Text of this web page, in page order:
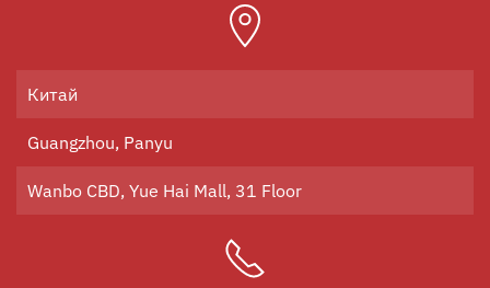
Китай
Guangzhou, Panyu
Wanbo CBD, Yue Hai Mall, 31 Floor